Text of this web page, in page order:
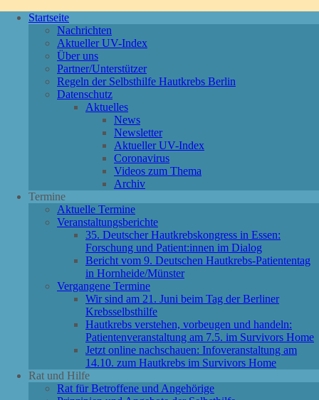
Startseite
Nachrichten
Aktueller UV-Index
Über uns
Partner/Unterstützer
Regeln der Selbsthilfe Hautkrebs Berlin
Datenschutz
Aktuelles
News
Newsletter
Aktueller UV-Index
Coronavirus
Videos zum Thema
Archiv
Termine
Aktuelle Termine
Veranstaltungsberichte
35. Deutscher Hautkrebskongress in Essen:
Forschung und Patient:innen im Dialog
Bericht vom 9. Deutschen Hautkrebs-Patiententag
in Hornheide/Münster
Vergangene Termine
Wir sind am 21. Juni beim Tag der Berliner
Krebsselbsthilfe
Hautkrebs verstehen, vorbeugen und handeln:
Patientenveranstaltung am 7.5. im Survivors Home
Jetzt online nachschauen: Infoveranstaltung am
14.10. zum Hautkrebs im Survivors Home
Rat und Hilfe
Rat für Betroffene und Angehörige